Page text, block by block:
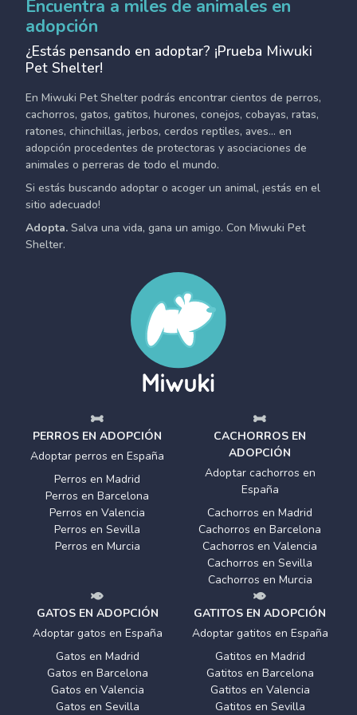
Encuentra a miles de animales en
adopción
¿Estás pensando en adoptar? ¡Prueba Miwuki
Pet Shelter!
En Miwuki Pet Shelter podrás encontrar cientos de perros,
cachorros, gatos, gatitos, hurones, conejos, cobayas, ratas,
ratones, chinchillas, jerbos, cerdos reptiles, aves... en
adopción procedentes de protectoras y asociaciones de
animales o perreras de todo el mundo.
Si estás buscando adoptar o acoger un animal, ¡estás en el
sitio adecuado!
Adopta. Salva una vida, gana un amigo. Con Miwuki Pet
Shelter.
PERROS EN ADOPCIÓN
Adoptar perros en España
Perros en Madrid
Perros en Barcelona
Perros en Valencia
Perros en Sevilla
Perros en Murcia
CACHORROS EN
ADOPCIÓN
Adoptar cachorros en
España
Cachorros en Madrid
Cachorros en Barcelona
Cachorros en Valencia
Cachorros en Sevilla
Cachorros en Murcia
GATOS EN ADOPCIÓN
Adoptar gatos en España
Gatos en Madrid
Gatos en Barcelona
Gatos en Valencia
Gatos en Sevilla
GATITOS EN ADOPCIÓN
Adoptar gatitos en España
Gatitos en Madrid
Gatitos en Barcelona
Gatitos en Valencia
Gatitos en Sevilla